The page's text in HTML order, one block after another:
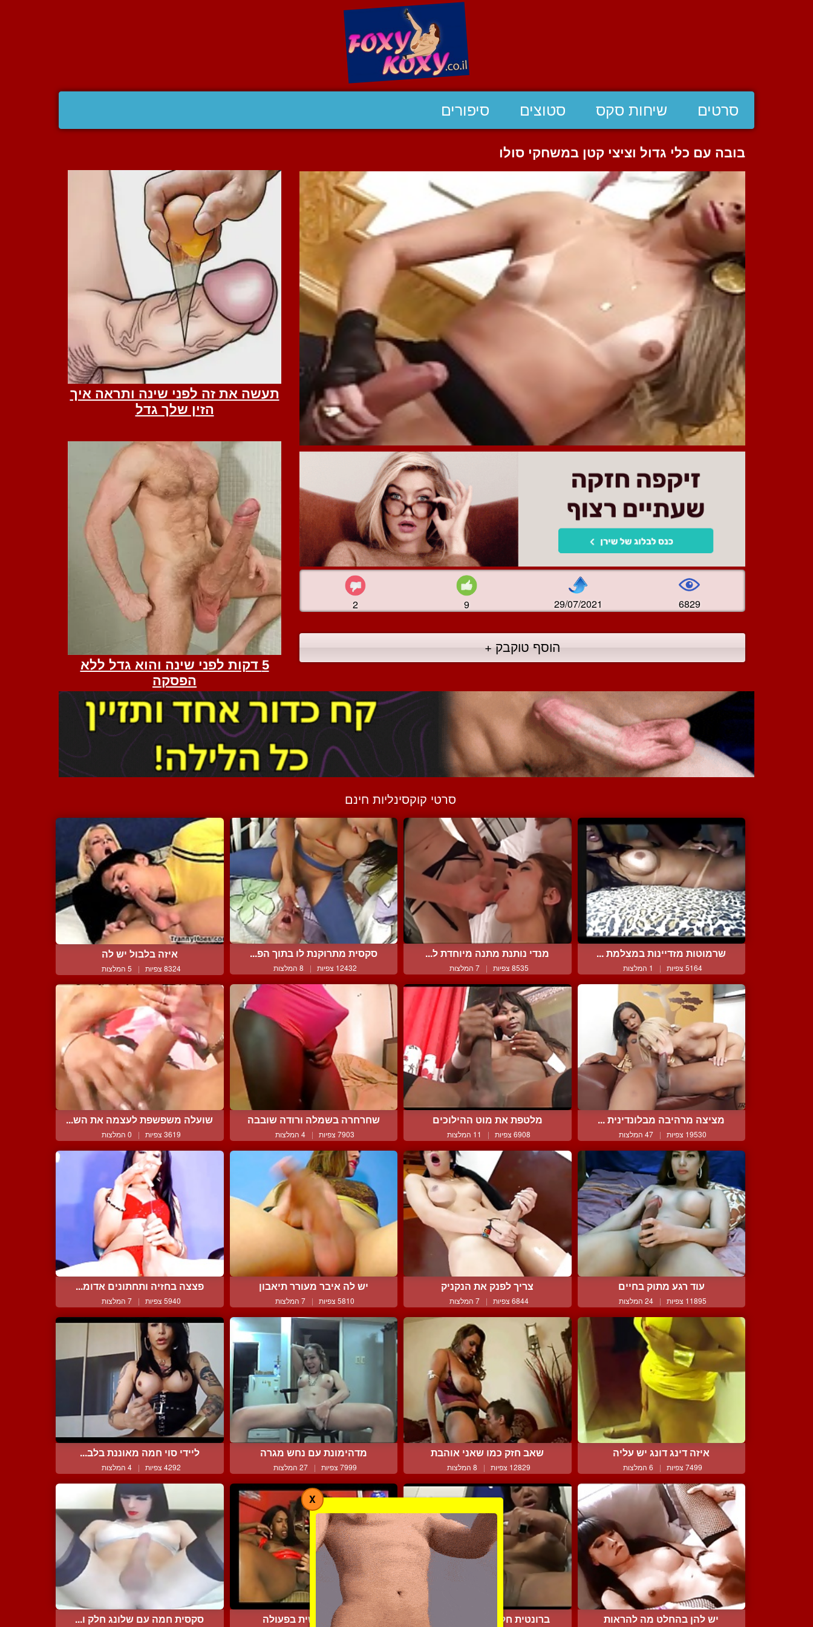
סרטים שיחות סקס סטוצים סיפורים
בובה עם כלי גדול וציצי קטן במשחקי סולו
2 9 29/07/2021 6829
הוסף טוקבק +
סרטי קוקסינליות חינם
שרמוטות מזדיינות במצלמת ...
5164 צפיות | 1 המלצות
מנדי נותנת מתנה מיוחדת ל...
8535 צפיות | 7 המלצות
סקסית מתרוקנת לו בתוך הפ...
12432 צפיות | 8 המלצות
איזה בלבול יש לה
8324 צפיות | 5 המלצות
מציצה מרהיבה מבלונדינית ...
19530 צפיות | 47 המלצות
מלטפת את מוט ההילוכים
6908 צפיות | 11 המלצות
שחרחרה בשמלה ורודה שובבה
7903 צפיות | 4 המלצות
שועלה משפשפת לעצמה את הש...
3619 צפיות | 0 המלצות
עוד רגע מתוק בחיים
11895 צפיות | 24 המלצות
צריך לפנק את הנקניק
6844 צפיות | 7 המלצות
יש לה איבר מעורר תיאבון
5810 צפיות | 7 המלצות
פצצה בחזיה ותחתונים אדומ...
5940 צפיות | 7 המלצות
איזה דינג דונג יש עליה
7499 צפיות | 6 המלצות
שאב חזק כמו שאני אוהבת
12829 צפיות | 8 המלצות
מדהימונת עם נחש מגרה
7999 צפיות | 27 המלצות
ליידי סוי חמה מאוננת בלב...
4292 צפיות | 4 המלצות
יש להן בהחלט מה להראות ברונטית חלקה עם שלונג וצ... סוזאנה הכושית בפעולה סקסית חמה עם שלונג חלק ו...
X